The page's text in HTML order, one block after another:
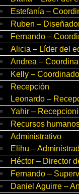
Estefanía –
Ruben –
Fernando –
Alicia – Líder del
Andrea –
Kelly –
Recepción
Leonardo –
Yahir –
Recursos
Administrativo
Elihu –
Héctor – Director
Fernando –
Daniel Aguirre –